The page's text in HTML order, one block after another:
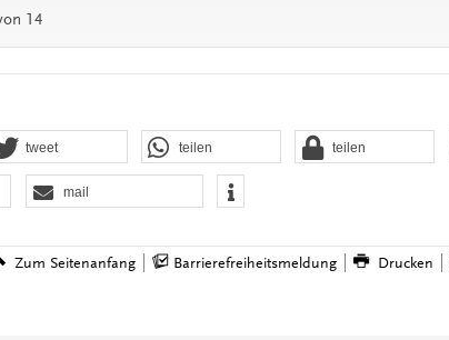
14
tweet teilen teilen
mail
Zum Seitenanfang Barrierefreiheitsmeldung Drucken